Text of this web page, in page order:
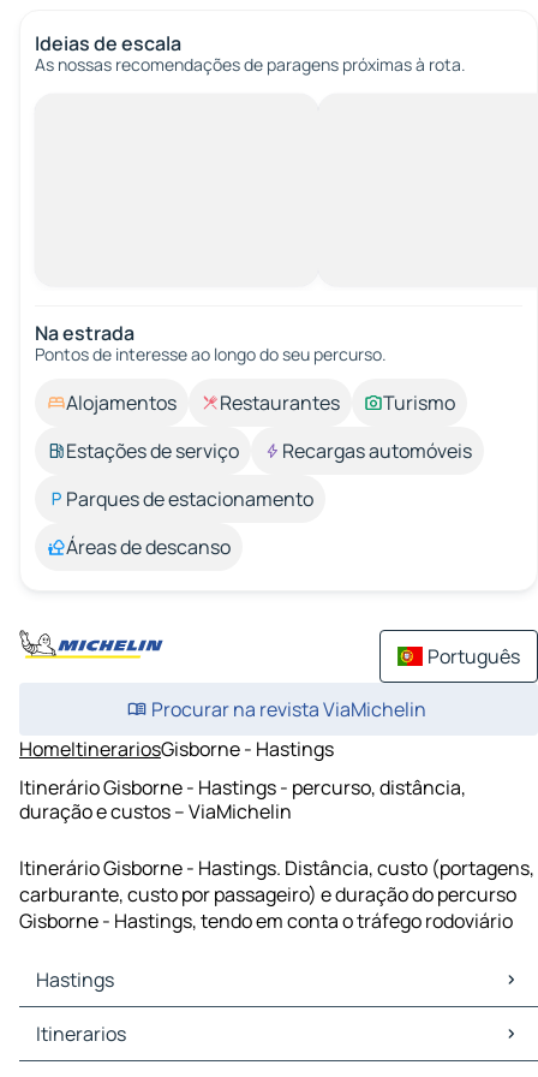
Ideias de escala
As nossas recomendações de paragens próximas à rota.
Na estrada
Pontos de interesse ao longo do seu percurso.
Alojamentos Restaurantes
Turismo
Estações de serviço
Recargas automóveis
Parques de estacionamento
Áreas de descanso
Português
Procurar na revista ViaMichelin
HomeItinerariosGisborne - Hastings
Itinerário Gisborne - Hastings - percurso, distância,
duração e custos – ViaMichelin
Itinerário Gisborne - Hastings. Distância, custo (portagens,
carburante, custo por passageiro) e duração do percurso
Gisborne - Hastings, tendo em conta o tráfego rodoviário
Hastings
Hastings Mapas Plantas
Hastings Trafego
Itinerarios